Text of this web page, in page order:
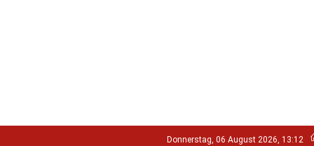
Donnerstag, 06 August 2026, 13:12